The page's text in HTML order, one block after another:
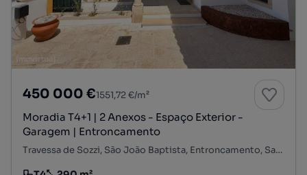
450 000 €1551,72 €/m²
Moradia T4+1 | 2 Anexos - Espaço Exterior -
Garagem | Entroncamento
Travessa de Sozzi, São João Baptista, Entroncamento, Santarém